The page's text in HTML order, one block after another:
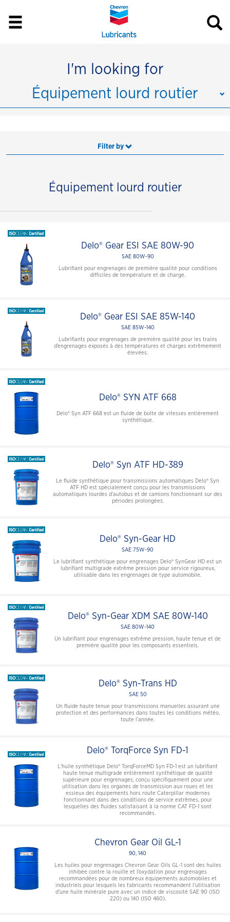
I'm looking for
Équipement lourd routier
Filter by
Équipement lourd routier
Delo® Gear ESI SAE 80W-90
SAE 80W-90
Lubrifiant pour engrenages de première qualité pour conditions
difficiles de température et de charge.
Delo® Gear ESI SAE 85W-140
SAE 85W-140
Lubrifiants pour engrenages de première qualité pour les trains
d’engrenages exposés à des températures et charges extrêmement
élevées.
Delo® SYN ATF 668
Delo® Syn ATF 668 est un fluide de boîte de vitesses entièrement
synthétique.
Delo® Syn ATF HD-389
Le fluide synthétique pour transmissions automatiques Delo® Syn
ATF HD est spécialement conçu pour les transmissions
automatiques lourdes d’autobus et de camions fonctionnant sur des
périodes prolongées.
Delo® Syn-Gear HD
SAE 75W-90
Le lubrifiant synthétique pour engrenages Delo® SynGear HD est un
lubrifiant multigrade extrême pression pour service rigoureux,
utilisable dans les engrenages de type automobile.
Delo® Syn-Gear XDM SAE 80W-140
SAE 80W-140
Un lubrifiant pour engrenages extrême pression, haute tenue et de
première qualité pour les composants essentiels.
Delo® Syn-Trans HD
SAE 50
Un fluide haute tenue pour transmissions manuelles assurant une
protection et des performances dans toutes les conditions météo,
toute l’année.
Delo® TorqForce Syn FD-1
L'huile synthétique Delo® TorqForceMD Syn FD-1 est un lubrifiant
haute tenue multigrade entièrement synthétique de qualité
supérieure pour engrenages, conçu spécifiquement pour une
utilisation dans les organes de transmission aux roues et les
essieux des équipements hors route Caterpillar modernes
fonctionnant dans des conditions de service extrêmes, pour
lesquelles des fluides satisfaisant à la norme CAT FD-1 sont
recommandés.
Chevron Gear Oil GL-1
90, 140
Les huiles pour engrenages Chevron Gear Oils GL-1 sont des huiles
inhibée contre la rouille et l’oxydation pour engrenages
recommandées pour de nombreux équipements automobiles et
industriels pour lesquels les fabricants recommandent l’utilisation
d’une huile minérale pure avec un indice de viscosité SAE 90 (ISO
220) ou 140 (ISO 460).